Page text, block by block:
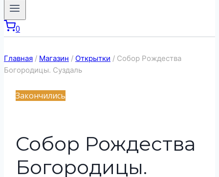
0
Главная / Магазин / Открытки / Собор Рождества
Богородицы. Суздаль
Закончились
Собор Рождества
Богородицы.